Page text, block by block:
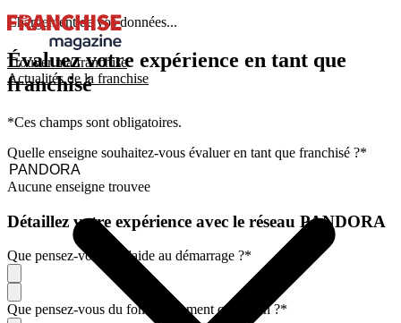
Trouver ma franchise
Actualités de la franchise
Chargement de vos données...
Évaluez votre expérience en tant que
franchisé
*Ces champs sont obligatoires.
Quelle enseigne souhaitez-vous évaluer en tant que franchisé ?*
Aucune enseigne trouvee
Détaillez votre expérience avec le réseau PANDORA
Que pensez-vous de l'aide au démarrage ?*
Que pensez-vous du fonctionnement quotidien ?*